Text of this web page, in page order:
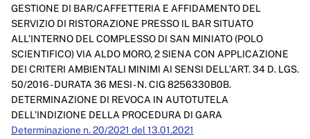
Enti controllati
Attività e procedimenti
Provvedimenti
Provvedimenti organi indirizzo politico
Provvedimenti dirigenti amministrativi
GESTIONE DI BAR/CAFFETTERIA E AFFIDAMENTO DEL
SERVIZIO DI RISTORAZIONE PRESSO IL BAR SITUATO
ALL’INTERNO DEL COMPLESSO DI SAN MINIATO (POLO
SCIENTIFICO) VIA ALDO MORO, 2 SIENA CON APPLICAZIONE
DEI CRITERI AMBIENTALI MINIMI AI SENSI DELL’ART. 34 D. LGS.
50/2016 - DURATA 36 MESI - N. CIG 8256330B0B.
DETERMINAZIONE DI REVOCA IN AUTOTUTELA
DELL’INDIZIONE DELLA PROCEDURA DI GARA
Determinazione n. 20/2021 del 13.01.2021